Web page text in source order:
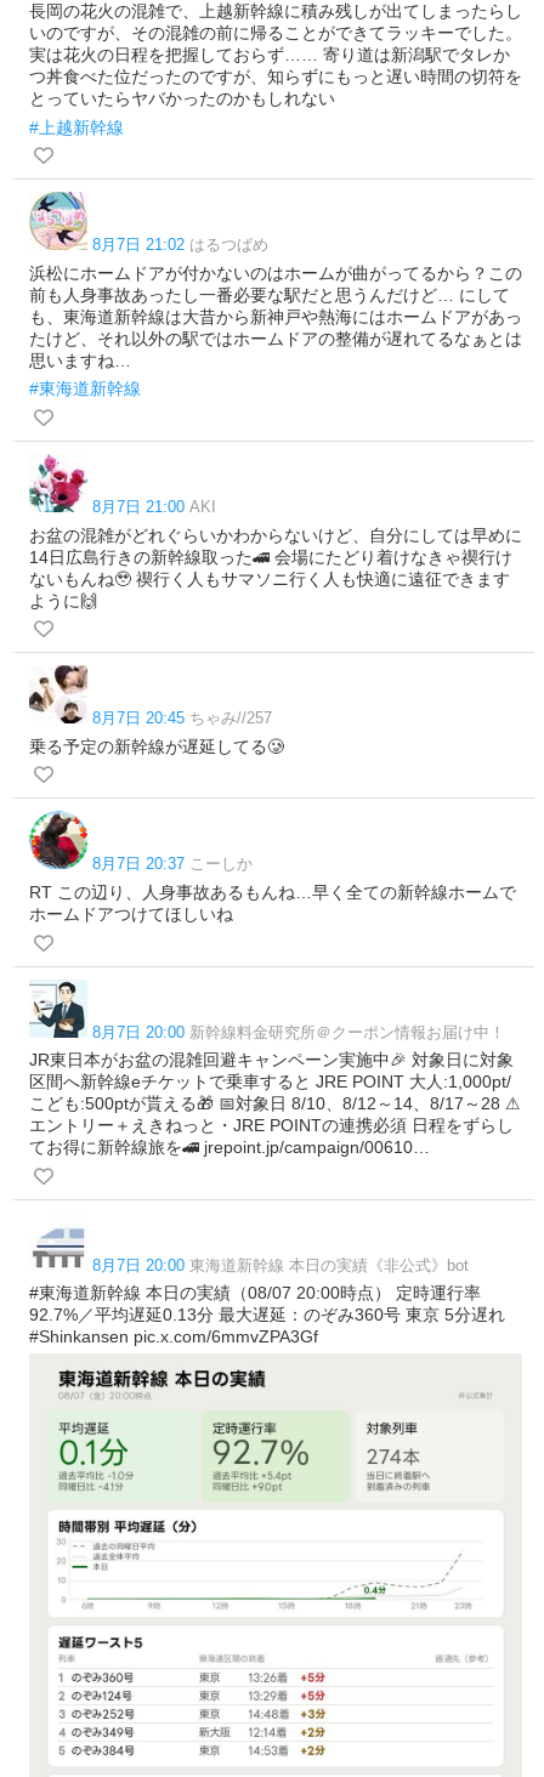
長岡の花火の混雑で、上越新幹線に積み残しが出てしまったらし
いのですが、その混雑の前に帰ることができてラッキーでした。
実は花火の日程を把握しておらず…… 寄り道は新潟駅でタレか
つ丼食べた位だったのですが、知らずにもっと遅い時間の切符を
とっていたらヤバかったのかもしれない
#上越新幹線
8月7日 21:02 はるつばめ
浜松にホームドアが付かないのはホームが曲がってるから？この
前も人身事故あったし一番必要な駅だと思うんだけど… にして
も、東海道新幹線は大昔から新神戸や熱海にはホームドアがあっ
たけど、それ以外の駅ではホームドアの整備が遅れてるなぁとは
思いますね…
#東海道新幹線
8月7日 21:00 AKI
お盆の混雑がどれぐらいかわからないけど、自分にしては早めに
14日広島行きの新幹線取った🚄 会場にたどり着けなきゃ禊行け
ないもんね🥹 禊行く人もサマソニ行く人も快適に遠征できます
ように🙌
8月7日 20:45 ちゃみ//257
乗る予定の新幹線が遅延してる🥲
8月7日 20:37 こーしか
RT この辺り、人身事故あるもんね…早く全ての新幹線ホームで
ホームドアつけてほしいね
8月7日 20:00 新幹線料金研究所＠クーポン情報お届け中！
JR東日本がお盆の混雑回避キャンペーン実施中🎉 対象日に対象
区間へ新幹線eチケットで乗車すると JRE POINT 大人:1,000pt/
こども:500ptが貰える🎁 📅対象日 8/10、8/12～14、8/17～28 ⚠
エントリー＋えきねっと・JRE POINTの連携必須 日程をずらし
てお得に新幹線旅を🚄 jrepoint.jp/campaign/00610…
8月7日 20:00 東海道新幹線 本日の実績《非公式》bot
#東海道新幹線 本日の実績（08/07 20:00時点） 定時運行率
92.7%／平均遅延0.13分 最大遅延：のぞみ360号 東京 5分遅れ
#Shinkansen pic.x.com/6mmvZPA3Gf